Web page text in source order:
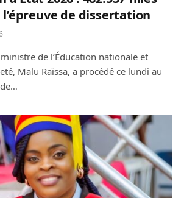
de dissertation
de l’Éducation nationale et
Malu Raïssa, a procédé ce lundi au